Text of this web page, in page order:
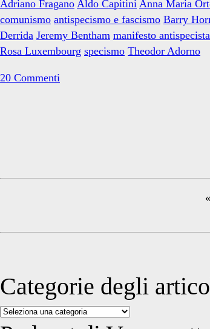
al
futuro
movimento
antispecista:
le
Adriano Fragano Aldo Capitini Anna Maria
comunismo antispecismo e fascismo Barry
Derrida Jeremy Bentham manifesto antispecista
Rosa Luxembourg specismo Theodor Adorno
20 Commenti
Sidebar
Categorie degli
Categorie
degli